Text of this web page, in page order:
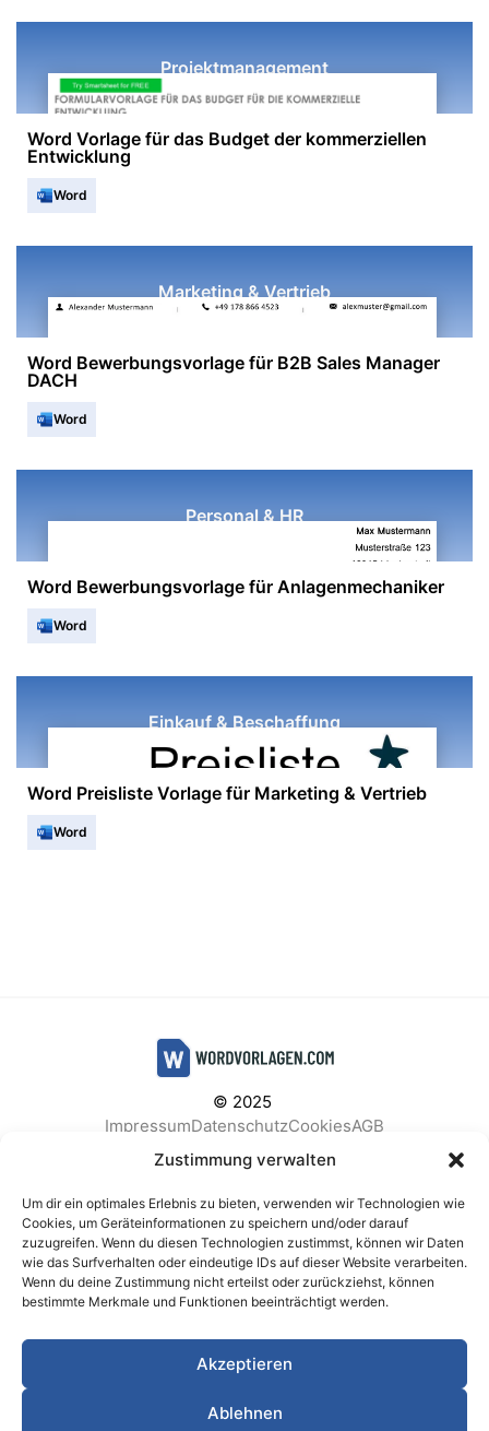
Zustimmung verwalten
Um dir ein optimales Erlebnis zu bieten, verwenden wir Technologien wie
Cookies, um Geräteinformationen zu speichern und/oder darauf
zuzugreifen. Wenn du diesen Technologien zustimmst, können wir Daten
wie das Surfverhalten oder eindeutige IDs auf dieser Website verarbeiten.
Wenn du deine Zustimmung nicht erteilst oder zurückziehst, können
bestimmte Merkmale und Funktionen beeinträchtigt werden.
Akzeptieren
Ablehnen
Projektmanagement
Word Vorlage für das Budget der kommerziellen
Entwicklung
Word
Marketing & Vertrieb
Word Bewerbungsvorlage für B2B Sales Manager
DACH
Word
Personal & HR
Word Bewerbungsvorlage für Anlagenmechaniker
Word
Einkauf & Beschaffung
Word Preisliste Vorlage für Marketing & Vertrieb
Word
© 2025
ImpressumDatenschutzCookiesAGB
Facebook
Instagram
BELIEBTE KATEGORIEN
Berichte & Analysen Business
Einkauf & Beschaffung
Gesundheit & Vorsorge